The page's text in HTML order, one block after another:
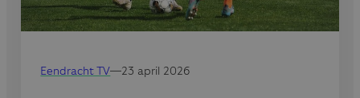
Eendracht TV—23 april 2026